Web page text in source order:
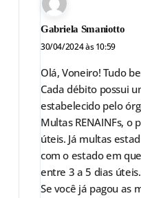
Gabriela Smaniotto
30/04/2024 às 10:59
Olá, Voneiro! Tudo
Cada débito possui
estabelecido pelo
Multas RENAINFs, o
úteis. Já multas
com o estado em
entre 3 a 5 dias úteis.
Se você já pagou as